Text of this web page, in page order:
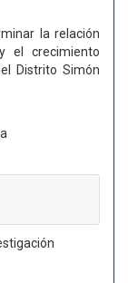
la relación
el crecimiento
Distrito Simón